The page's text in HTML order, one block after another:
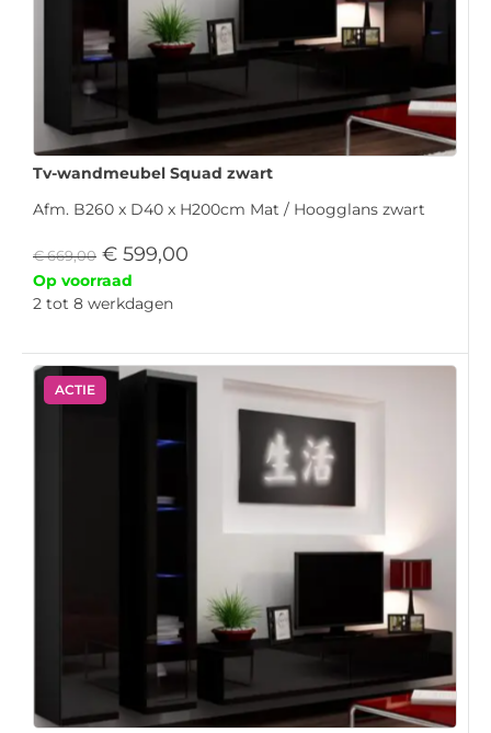
Tv-wandmeubel Squad zwart
Afm. B260 x D40 x H200cm Mat / Hoogglans zwart
€669,00 € 599,00
Op voorraad
2 tot 8 werkdagen
ACTIE